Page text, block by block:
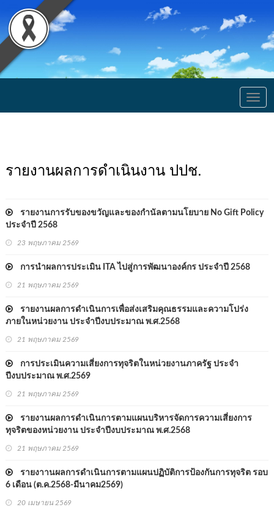
รายงานผลการดำเนินงาน ปปช.
รายงานการรับของขวัญและของกำนัลตามนโยบาย No Gift Policy
ประจำปี 2568
23 พฤษภาคม 2569
การนำผลการประเมิน ITA ไปสู่การพัฒนาองค์กร ประจำปี 2568
21 พฤษภาคม 2569
รายงานผลการดำเนินการเพื่อส่งเสริมคุณธรรมและความโปร่ง
ภายในหน่วยงาน ประจำปีงบประมาณ พ.ศ.2568
21 พฤษภาคม 2569
การประเมินความเสี่ยงการทุจริตในหน่วยงานภาครัฐ ประจำ
ปีงบประมาณ พ.ศ.2569
21 พฤษภาคม 2569
รายงานผลการดำเนินการตามแผนบริหารจัดการความเสี่ยงการ
ทุจริตของหน่วยงาน ประจำปีงบประมาณ พ.ศ.2568
21 พฤษภาคม 2569
รายงาานผลการดำเนินการตามแผนปฏิบัติการป้องกันการทุจริต รอบ
6 เดือน (ต.ค.2568-มีนาคม2569)
20 เมษายน 2569